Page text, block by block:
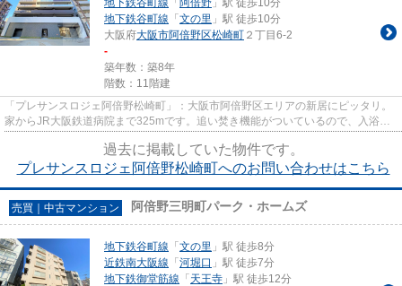
地下鉄谷町線 「 阿倍野 」駅 徒歩10分
地下鉄谷町線 「 文の里 」駅 徒歩10分
大阪府大阪市阿倍野区松崎町 ２丁目6-2
-
築年数：築8年
階数：11階建
「プレサンスロジェ阿倍野松崎町」：大阪市阿倍野区エリアの新居にピッタリ。
家からJR大阪鉄道病院まで325mです。追い焚き機能がついているので、入浴時
過去に掲載していた物件です。
プレサンスロジェ阿倍野松崎町へのお問い合わせはこちら
売買｜中古マンション 阿倍野三明町パーク・ホームズ
地下鉄谷町線 「 文の里 」駅 徒歩8分
近鉄南大阪線 「 河堀口 」駅 徒歩7分
地下鉄御堂筋線 「 天王寺 」駅 徒歩12分